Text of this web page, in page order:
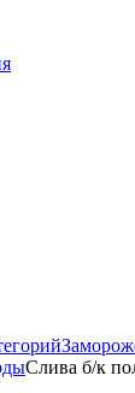
Слива б/к